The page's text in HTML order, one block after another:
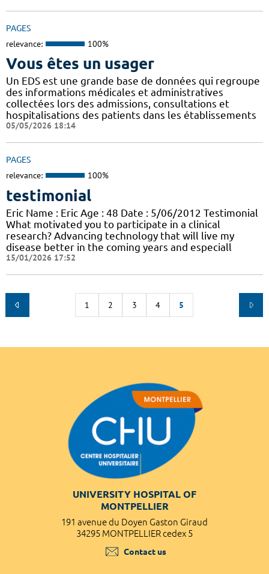
PAGES
relevance: 100%
Vous êtes un usager
Un EDS est une grande base de données qui regroupe
des informations médicales et administratives
collectées lors des admissions, consultations et
hospitalisations des patients dans les établissements
05/05/2026 18:14
PAGES
relevance: 100%
testimonial
Eric Name : Eric Age : 48 Date : 5/06/2012 Testimonial
What motivated you to participate in a clinical
research? Advancing technology that will live my
disease better in the coming years and especiall
15/01/2026 17:52
1 2 3 4 5
UNIVERSITY HOSPITAL OF
MONTPELLIER
191 avenue du Doyen Gaston Giraud
34295 MONTPELLIER cedex 5
Contact us